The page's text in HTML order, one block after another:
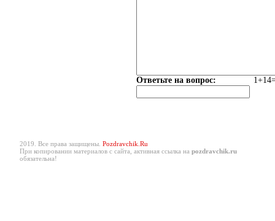
Ответьте на вопрос:
2019. Все права защищены. Pozdravchik.Ru
При копировании материалов с сайта, активная ссылка на pozdravchik.ru
обязательна!